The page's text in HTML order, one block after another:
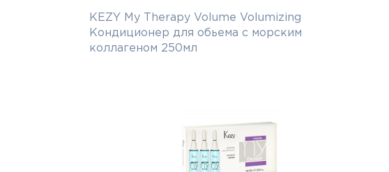
KEZY My Therapy Volume Volumizing
Кондиционер для обьема с морским
коллагеном 250мл